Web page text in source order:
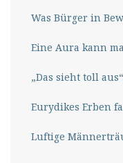
Was Bürger in
Eine Aura kann
„Das sieht toll
Eurydikes Erben
Luftige